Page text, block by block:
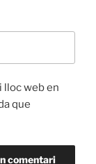
lloc web en
que